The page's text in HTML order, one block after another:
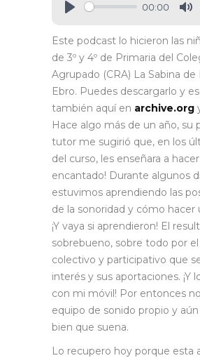
00:00
Este podcast lo hicieron las
de 3º y 4º de Primaria del
Agrupado (CRA) La Sabina de
Ebro. Puedes descargarlo y
también aquí en archive.org
Hace algo más de un año, su
tutor me sugirió que, en los
del curso, les enseñara a
encantado! Durante algunos
estuvimos aprendiendo las
de la sonoridad y cómo hacer
¡Y vaya si aprendieron! El
sobrebueno, sobre todo por
colectivo y participativo que
interés y sus aportaciones. ¡Y
con mi móvil! Por entonces
equipo de sonido propio y aún
bien que suena.
Lo recupero hoy porque esta